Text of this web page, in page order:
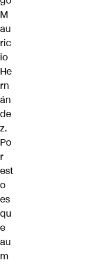
M
au
ric
io
He
rn
án
de
z.
Po
r
est
o
es
qu
e
au
m